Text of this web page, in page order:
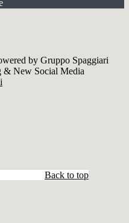
by Gruppo Spaggiari
& New Social Media
Back to top